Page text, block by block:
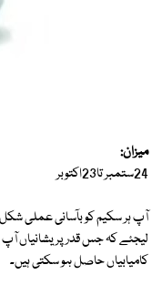
میزان:
24ستمبر تا23اکتوبر
آپ ہر سکیم کو بآسانی عملی
لیجئے کہ جس قدر پریشانیاں
کامیابیاں حاصل ہو سکتی ہیں۔